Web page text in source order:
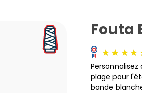
Fouta
plage pour
bande